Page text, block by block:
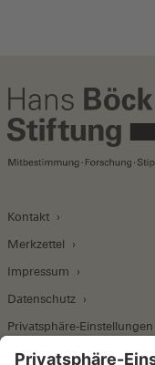
Kontakt
Merkzettel
Impressum
Datenschutz
Privatsphäre-Einstellungen